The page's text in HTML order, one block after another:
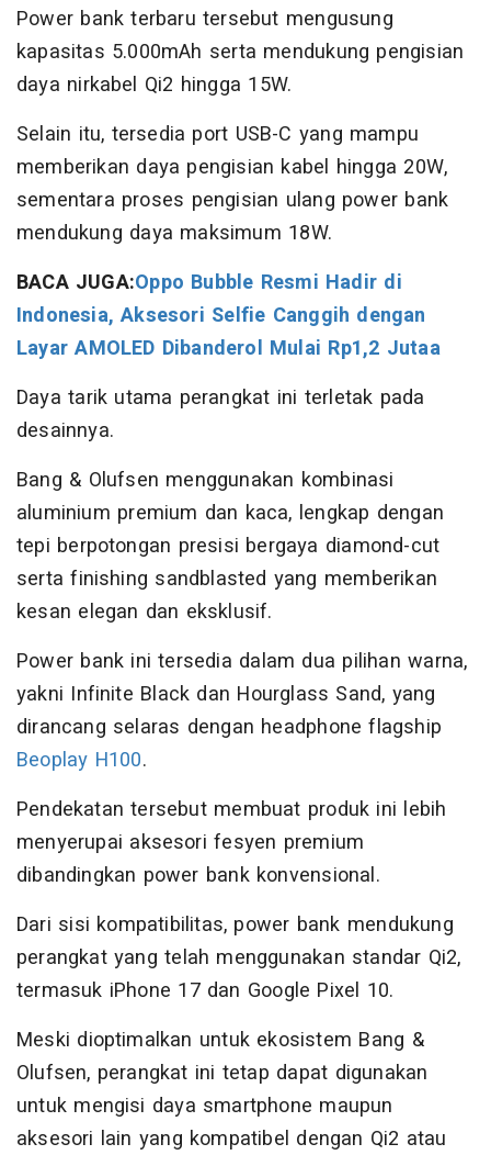
Power bank terbaru tersebut mengusung
kapasitas 5.000mAh serta mendukung pengisian
daya nirkabel Qi2 hingga 15W.
Selain itu, tersedia port USB-C yang mampu
memberikan daya pengisian kabel hingga 20W,
sementara proses pengisian ulang power bank
mendukung daya maksimum 18W.
BACA JUGA:Oppo Bubble Resmi Hadir di
Indonesia, Aksesori Selfie Canggih dengan
Layar AMOLED Dibanderol Mulai Rp1,2 Jutaa
Daya tarik utama perangkat ini terletak pada
desainnya.
Bang & Olufsen menggunakan kombinasi
aluminium premium dan kaca, lengkap dengan
tepi berpotongan presisi bergaya diamond-cut
serta finishing sandblasted yang memberikan
kesan elegan dan eksklusif.
Power bank ini tersedia dalam dua pilihan warna,
yakni Infinite Black dan Hourglass Sand, yang
dirancang selaras dengan headphone flagship
Beoplay H100.
Pendekatan tersebut membuat produk ini lebih
menyerupai aksesori fesyen premium
dibandingkan power bank konvensional.
Dari sisi kompatibilitas, power bank mendukung
perangkat yang telah menggunakan standar Qi2,
termasuk iPhone 17 dan Google Pixel 10.
Meski dioptimalkan untuk ekosistem Bang &
Olufsen, perangkat ini tetap dapat digunakan
untuk mengisi daya smartphone maupun
aksesori lain yang kompatibel dengan Qi2 atau